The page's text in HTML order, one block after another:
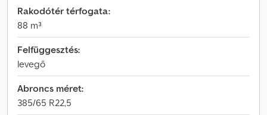
Rakodótér térfogata:
88 m³
Felfüggesztés:
levegő
Abroncs méret:
385/65 R22,5